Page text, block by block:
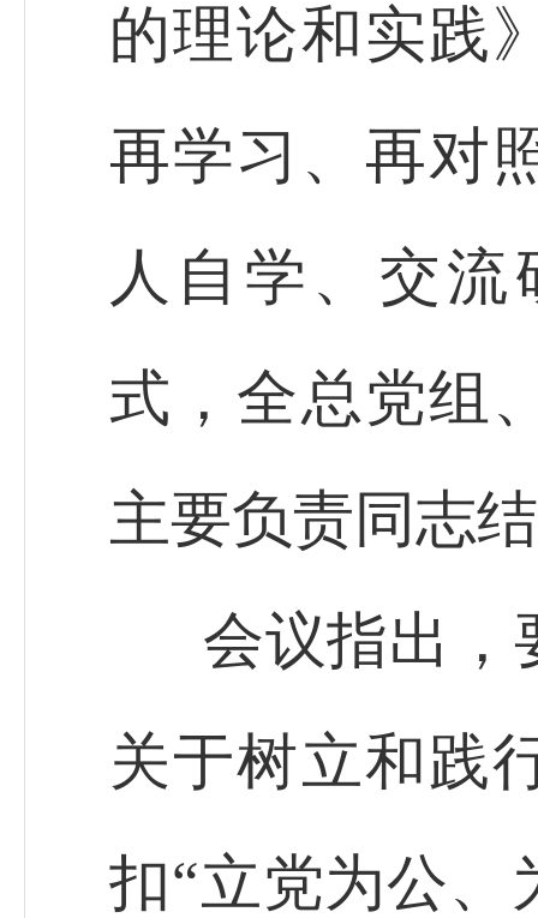
的理论和实践
再学习、再对
人自学、交
式，全总党组
主要负责同志
会议指出，
关于树立和践
扣“立党为公、